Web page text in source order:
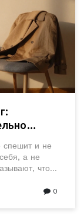
спешит и не
а не
что
0